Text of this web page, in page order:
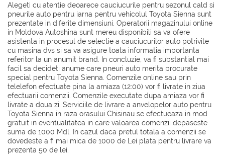
Alegeti cu atentie deoarece cauciucurile pentru sezonul cald si
pneurile auto pentru iarna pentru vehicolul Toyota Sienna sunt
prezentate in diferite dimensiuni. Operatorii magazinului online
in Moldova Autoshina sunt mereu disponibili sa va ofere
asistenta in procesul de selectie a cauciucurilor auto potrivite
cu masina dvs si sa va asigure toata informatia importanta
referitor la un anumit brand. In concluzie, va fi substantial mai
facil sa decideti anume care pneuri auto merita procurate
special pentru Toyota Sienna. Comenzile online sau prin
telelefon efectuate pina la amiaza (12:00) vor fi livrate in ziua
efectuarii comenzii. Comenzile executate dupa amiaza vor fi
livrate a doua zi. Serviciile de livrare a anvelopelor auto pentru
Toyota Sienna in raza orasului Chisinau se efectueaza in mod
gratuit in eventualitatea in care valoarea comenzii depaseste
suma de 1000 Mdl. In cazul daca pretul totala a comenzii se
dovedeste a fi mai mica de 1000 de Lei plata pentru livrare va
prezenta 50 de lei.